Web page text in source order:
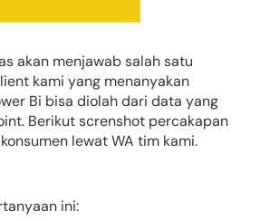
akan menjawab salah satu
kami yang menanyakan
Bi bisa diolah dari data yang
Berikut screnshot percakapan
lewat WA tim kami.
ini: